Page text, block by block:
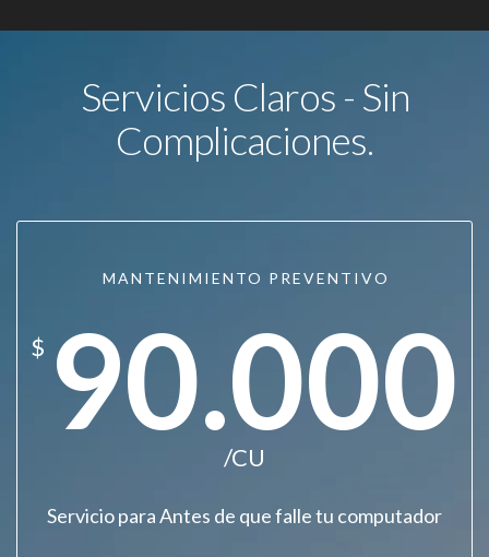
Servicios Claros - Sin
Complicaciones.
MANTENIMIENTO PREVENTIVO
$ 90.000
/CU
Servicio para Antes de que falle tu computador